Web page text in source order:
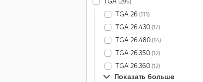
TGA 26(111)
TGA 26.430(17)
TGA 26.480(14)
TGA 26.350(12)
TGA 26.360(12)
Показать больше